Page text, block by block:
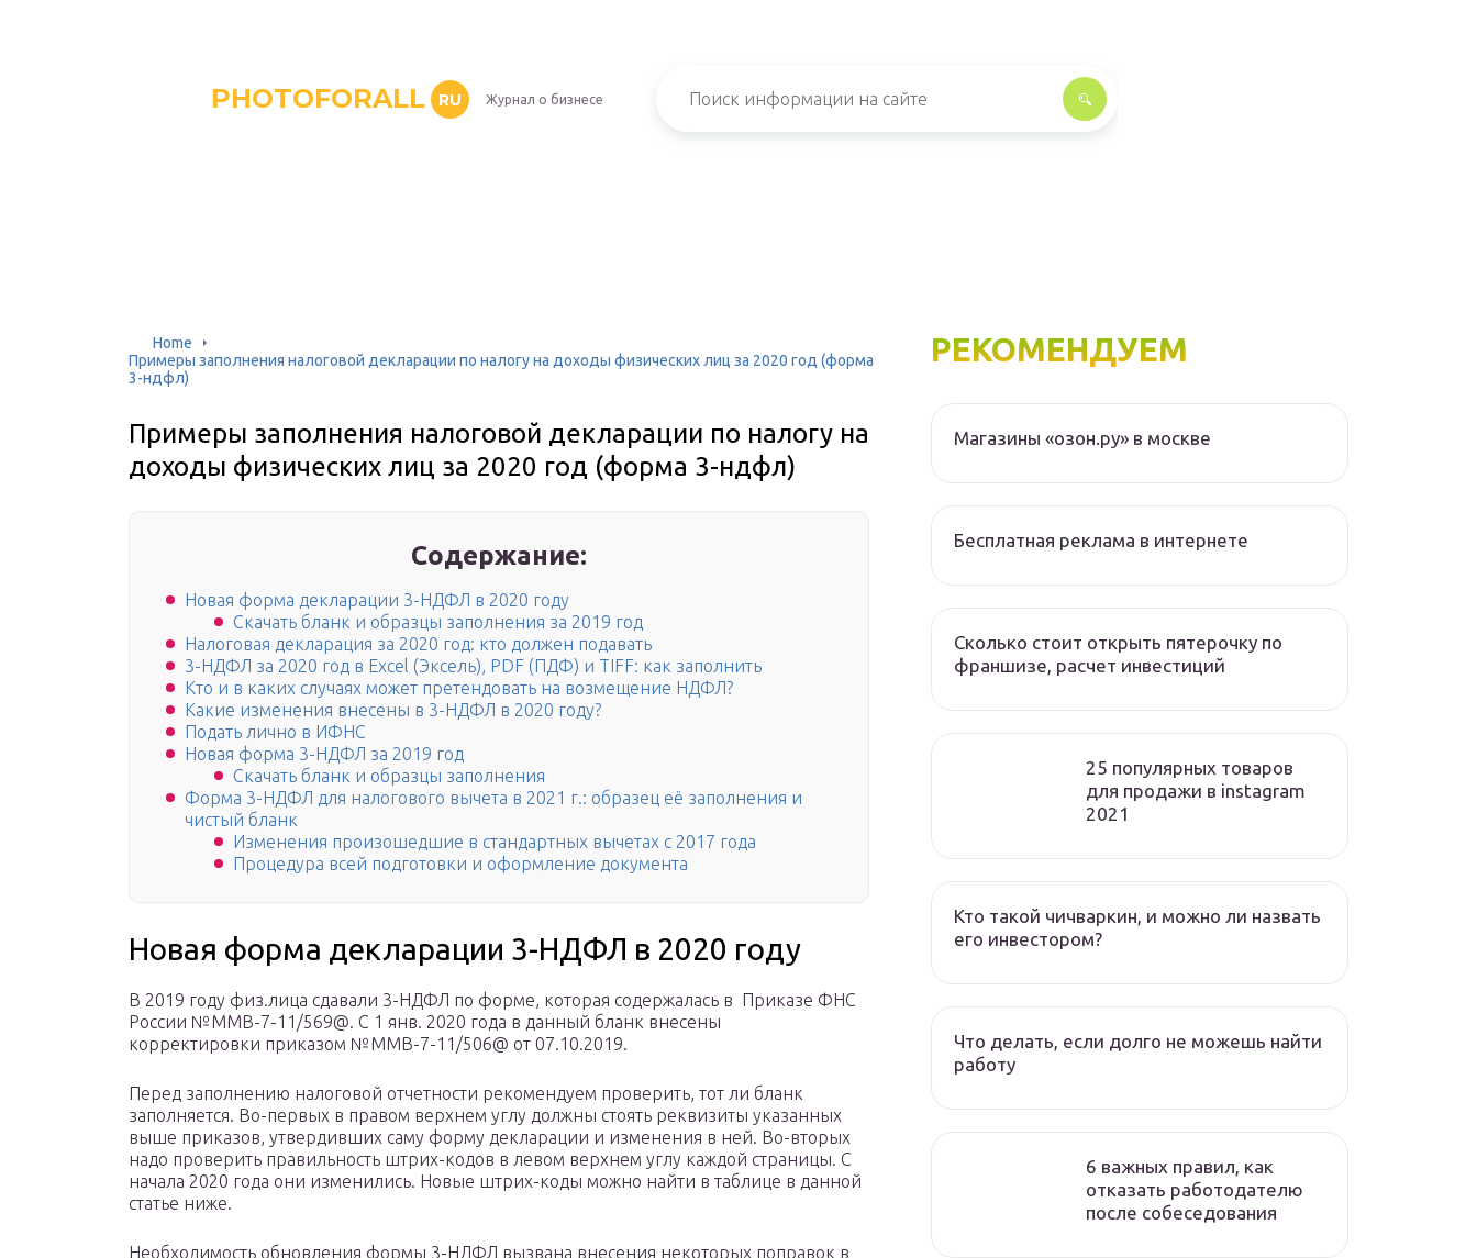
PHOTOFORALL RU Журнал о бизнесе
Home
Примеры заполнения налоговой декларации по налогу на доходы физических лиц за 2020 год (форма
3-ндфл)
Примеры заполнения налоговой декларации по налогу на
доходы физических лиц за 2020 год (форма 3-ндфл)
Содержание:
Новая форма декларации 3-НДФЛ в 2020 году
Скачать бланк и образцы заполнения за 2019 год
Налоговая декларация за 2020 год: кто должен подавать
3-НДФЛ за 2020 год в Excel (Эксель), PDF (ПДФ) и TIFF: как заполнить
Кто и в каких случаях может претендовать на возмещение НДФЛ?
Какие изменения внесены в 3-НДФЛ в 2020 году?
Подать лично в ИФНС
Новая форма 3-НДФЛ за 2019 год
Скачать бланк и образцы заполнения
Форма 3-НДФЛ для налогового вычета в 2021 г.: образец её заполнения и
чистый бланк
Изменения произошедшие в стандартных вычетах с 2017 года
Процедура всей подготовки и оформление документа
Новая форма декларации 3-НДФЛ в 2020 году
В 2019 году физ.лица сдавали 3-НДФЛ по форме, которая содержалась в Приказе ФНС
России №ММВ-7-11/569@. С 1 янв. 2020 года в данный бланк внесены
корректировки приказом №ММВ-7-11/506@ от 07.10.2019.
Перед заполнению налоговой отчетности рекомендуем проверить, тот ли бланк
заполняется. Во-первых в правом верхнем углу должны стоять реквизиты указанных
выше приказов, утвердивших саму форму декларации и изменения в ней. Во-вторых
надо проверить правильность штрих-кодов в левом верхнем углу каждой страницы. С
начала 2020 года они изменились. Новые штрих-коды можно найти в таблице в данной
статье ниже.
Необходимость обновления формы 3-НДФЛ вызвана внесения некоторых поправок в
РЕКОМЕНДУЕМ
Магазины «озон.ру» в москве
Бесплатная реклама в интернете
Сколько стоит открыть пятерочку по
франшизе, расчет инвестиций
25 популярных товаров
для продажи в instagram
2021
Кто такой чичваркин, и можно ли назвать
его инвестором?
Что делать, если долго не можешь найти
работу
6 важных правил, как
отказать работодателю
после собеседования